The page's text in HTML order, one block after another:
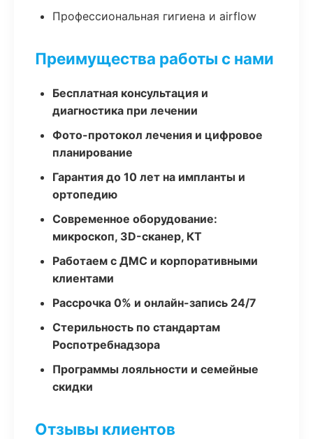
Профессиональная гигиена и airflow
Преимущества работы с нами
Бесплатная консультация и
диагностика при лечении
Фото-протокол лечения и цифровое
планирование
Гарантия до 10 лет на импланты и
ортопедию
Современное оборудование:
микроскоп, 3D-сканер, КТ
Работаем с ДМС и корпоративными
клиентами
Рассрочка 0% и онлайн-запись 24/7
Стерильность по стандартам
Роспотребнадзора
Программы лояльности и семейные
скидки
Отзывы клиентов